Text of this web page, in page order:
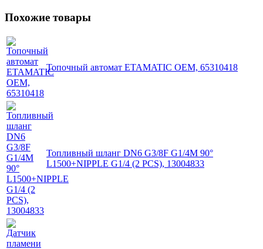
Похожие товары
Топочный автомат ETAMATIC OEM, 65310418
Топливный шланг DN6 G3/8F G1/4M 90°
L1500+NIPPLE G1/4 (2 PCS), 13004833